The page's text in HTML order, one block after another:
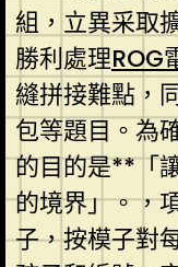
組，立異采取
勝利處理ROG
縫拼接難點，
包等題目。為
的目的是**「
的境界」。，
子，按模子對